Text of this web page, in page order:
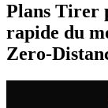
Plans Tirer
rapide du
Zero-